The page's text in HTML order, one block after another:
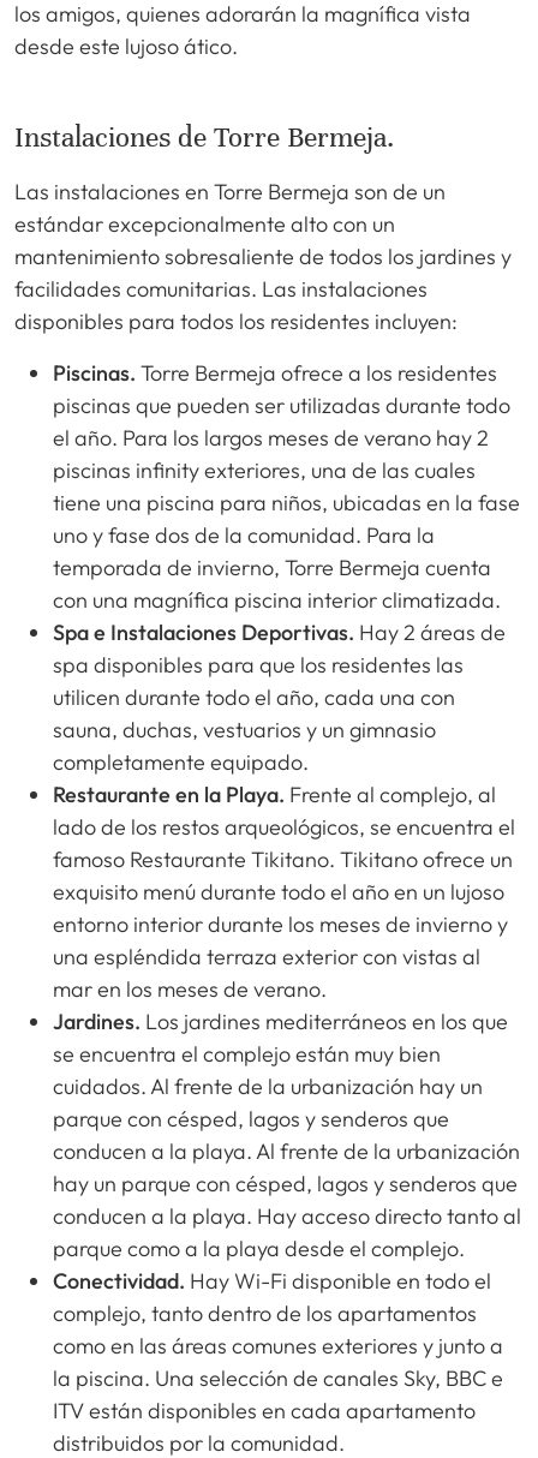
los amigos, quienes adorarán la magnífica vista
desde este lujoso ático.
Instalaciones de Torre Bermeja.
Las instalaciones en Torre Bermeja son de un
estándar excepcionalmente alto con un
mantenimiento sobresaliente de todos los jardines y
facilidades comunitarias. Las instalaciones
disponibles para todos los residentes incluyen:
Piscinas. Torre Bermeja ofrece a los residentes
piscinas que pueden ser utilizadas durante todo
el año. Para los largos meses de verano hay 2
piscinas infinity exteriores, una de las cuales
tiene una piscina para niños, ubicadas en la fase
uno y fase dos de la comunidad. Para la
temporada de invierno, Torre Bermeja cuenta
con una magnífica piscina interior climatizada.
Spa e Instalaciones Deportivas. Hay 2 áreas de
spa disponibles para que los residentes las
utilicen durante todo el año, cada una con
sauna, duchas, vestuarios y un gimnasio
completamente equipado.
Restaurante en la Playa. Frente al complejo, al
lado de los restos arqueológicos, se encuentra el
famoso Restaurante Tikitano. Tikitano ofrece un
exquisito menú durante todo el año en un lujoso
entorno interior durante los meses de invierno y
una espléndida terraza exterior con vistas al
mar en los meses de verano.
Jardines. Los jardines mediterráneos en los que
se encuentra el complejo están muy bien
cuidados. Al frente de la urbanización hay un
parque con césped, lagos y senderos que
conducen a la playa. Al frente de la urbanización
hay un parque con césped, lagos y senderos que
conducen a la playa. Hay acceso directo tanto al
parque como a la playa desde el complejo.
Conectividad. Hay Wi-Fi disponible en todo el
complejo, tanto dentro de los apartamentos
como en las áreas comunes exteriores y junto a
la piscina. Una selección de canales Sky, BBC e
ITV están disponibles en cada apartamento
distribuidos por la comunidad.